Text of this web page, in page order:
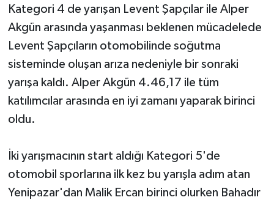
Kategori 4 de yarışan Levent Şapçılar ile Alper
Akgün arasında yaşanması beklenen mücadelede
Levent Şapçıların otomobilinde soğutma
sisteminde oluşan arıza nedeniyle bir sonraki
yarışa kaldı. Alper Akgün 4.46,17 ile tüm
katılımcılar arasında en iyi zamanı yaparak birinci
oldu.
İki yarışmacının start aldığı Kategori 5'de
otomobil sporlarına ilk kez bu yarışla adım atan
Yenipazar'dan Malik Ercan birinci olurken Bahadır